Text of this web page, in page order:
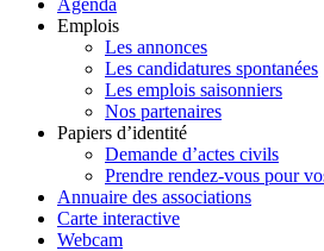
Emplois
Les annonces
Les candidatures spontanées
Les emplois saisonniers
Nos partenaires
Papiers d’identité
Demande d’actes civils
Prendre rendez-vous pour
Annuaire des associations
Carte interactive
Webcam